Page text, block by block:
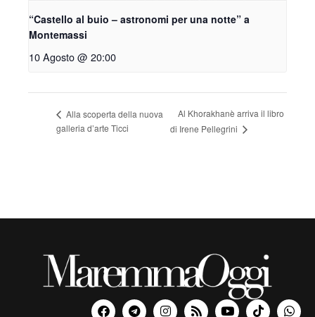
“Castello al buio – astronomi per una notte” a
Montemassi
10 Agosto @ 20:00
Alla scoperta della nuova
galleria d’arte Ticci
Al Khorakhanè arriva il libro
di Irene Pellegrini